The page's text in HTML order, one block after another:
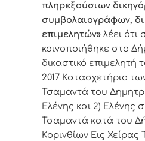
πληρεξούσιων
συμβολαιογράφων,
επιμελητών» λέει ότι
κοινοποιήθηκε στο
δικαστικό επιμελητή τ
2017 Κατασχετήριο
Τσαμαντά του
Ελένης και 2) Ελένης
Τσαμαντά κατά του
Κορινθίων Εις Χείρας